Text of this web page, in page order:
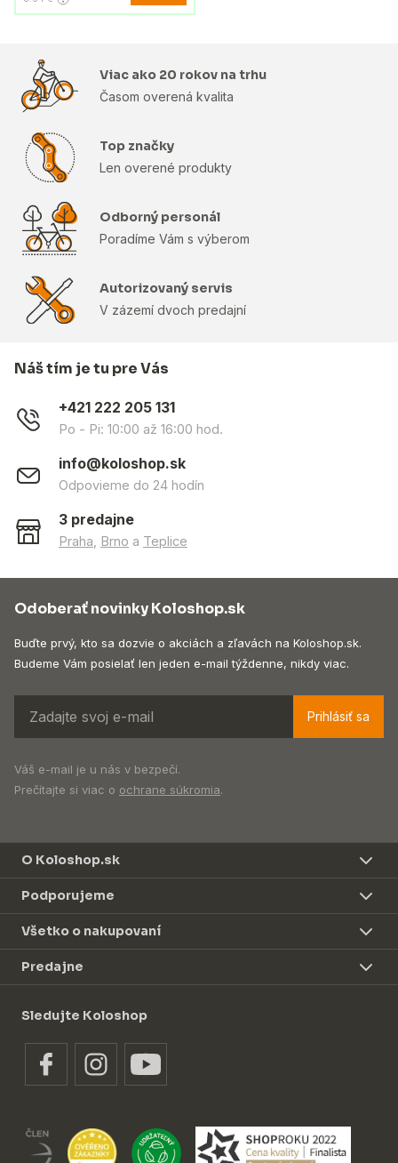
Viac ako 20 rokov na trhu
Časom overená kvalita
Top značky
Len overené produkty
Odborný personál
Poradíme Vám s výberom
Autorizovaný servis
V zázemí dvoch predajní
Náš tím je tu pre Vás
+421 222 205 131
Po - Pi: 10:00 až 16:00 hod.
info@koloshop.sk
Odpovieme do 24 hodín
3 predajne
Praha Brno a Teplice
Odoberať novinky Koloshop.sk
Buďte prvý, kto sa dozvie o akciách a zľavách na Koloshop.sk.
Budeme Vám posielať len jeden e-mail týždenne, nikdy viac.
Prihlásiť sa
Váš e-mail je u nás v bezpečí.
Prečítajte si viac o ochrane súkromia.
O Koloshop.sk
Podporujeme
Všetko o nakupovaní
Predajne
Sledujte Koloshop